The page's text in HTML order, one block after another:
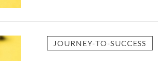
JOURNEY-TO-SUCCESS